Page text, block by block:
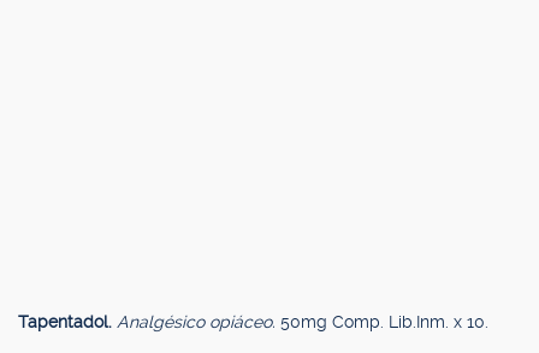
Tapentadol. Analgésico opiáceo. 50mg Comp. Lib.Inm. x 10.